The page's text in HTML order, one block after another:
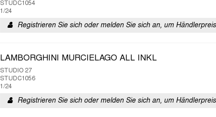
STUDC1054
1/24
Registrieren Sie sich oder melden Sie sich an, um
LAMBORGHINI MURCIELAGO ALL INKL
STUDIO 27
STUDC1056
1/24
Registrieren Sie sich oder melden Sie sich an, um